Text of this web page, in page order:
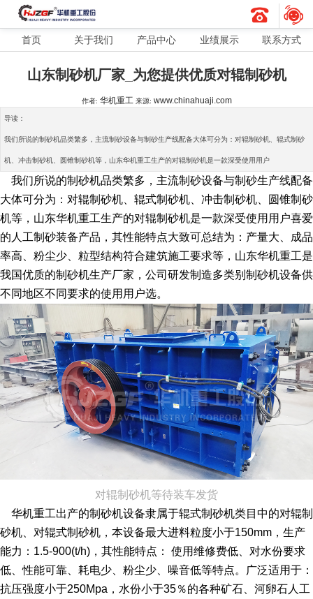
首页 关于我们 产品中心 业绩展示 联系方式
山东制砂机厂家_为您提供优质对辊制砂机
作者: 华机重工 来源: www.chinahuaji.com
导读：
我们所说的制砂机品类繁多，主流制砂设备与制砂生产线配备大体可分为：对辊制砂机、辊式制砂
机、冲击制砂机、圆锥制砂机等，山东华机重工生产的对辊制砂机是一款深受使用用户
我们所说的制砂机品类繁多，主流制砂设备与制砂生产线配备
大体可分为：对辊制砂机、辊式制砂机、冲击制砂机、圆锥制砂
机等，山东华机重工生产的对辊制砂机是一款深受使用用户喜爱
的人工制砂装备产品，其性能特点大致可总结为：产量大、成品
率高、粉尘少、粒型结构符合建筑施工要求等，山东华机重工是
我国优质的制砂机生产厂家，公司研发制造多类别制砂机设备供
不同地区不同要求的使用用户选。
对辊制砂机等待装车发货
华机重工出产的制砂机设备隶属于辊式制砂机类目中的对辊制
砂机、对辊式制砂机，本设备最大进料粒度小于150mm，生产
能力：1.5-900(t/h)，其性能特点： 使用维修费低、对水份要求
低、性能可靠、耗电少、粉尘少、噪音低等特点。广泛适用于：
抗压强度小于250Mpa，水份小于35％的各种矿石、河卵石人工